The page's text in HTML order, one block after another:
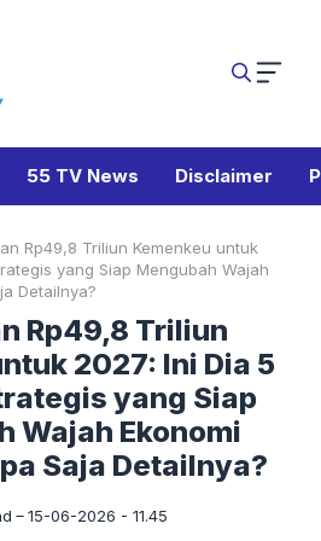
55 TV News Disclaimer
Rp49,8 Triliun Kemenkeu untuk
yang Siap Mengubah Wajah
Detailnya?
Rp49,8 Triliun
2027: Ini Dia 5
yang Siap
Wajah Ekonomi
Saja Detailnya?
15-06-2026 - 11.45